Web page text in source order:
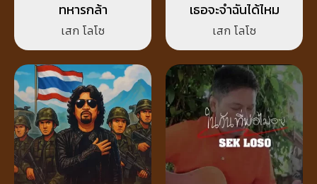
ทหารกล้า
เสก โลโซ
เธอจะจำฉันได้ไหม
เสก โลโซ